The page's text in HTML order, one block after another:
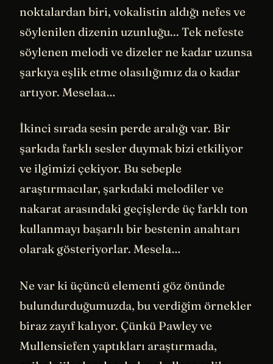
noktalardan biri, vokalistin aldığı nefes ve
söylenilen dizenin uzunluğu... Tek nefeste
söylenen melodi ve dizeler ne kadar uzunsa
şarkıya eşlik etme olasılığımız da o kadar
artıyor. Meselaa…
İkinci sırada sesin perde aralığı var. Bir
şarkıda farklı sesler duymak bizi etkiliyor
ve ilgimizi çekiyor. Bu sebeple
araştırmacılar, şarkıdaki melodiler ve
nakarat arasındaki geçişlerde üç farklı ton
kullanmayı başarılı bir bestenin anahtarı
olarak gösteriyorlar. Mesela…
Ne var ki üçüncü elementi göz önünde
bulundurduğumuzda, bu verdiğim örnekler
biraz zayıf kalıyor. Çünkü Pawley ve
Mullensiefen yaptıkları araştırmada,